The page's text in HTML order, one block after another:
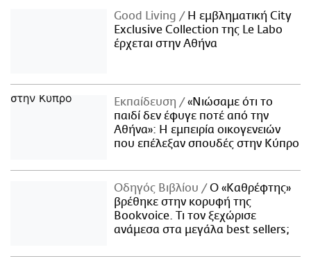
Good Living
Η εμβληματική City
Exclusive Collection της Le Labo
έρχεται στην Αθήνα
Εκπαίδευση
«Νιώσαμε ότι το
παιδί δεν έφυγε ποτέ από την
Αθήνα»: Η εμπειρία οικογενειών
που επέλεξαν σπουδές στην Κύπρο
Οδηγός Βιβλίου
Ο «Καθρέφτης»
βρέθηκε στην κορυφή της
Bookvoice. Τι τον ξεχώρισε
ανάμεσα στα μεγάλα best sellers;